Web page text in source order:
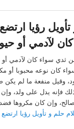
رؤيا
لآدمي أو
ثدي سواء كان لآدمي
كان نوعه محبوبا أو
وقيل منفعة ما لم يكن
فإنه يدل على ولد،
وإن كان مكروها
حلم و تأويل رؤيا